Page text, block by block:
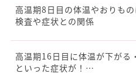
高温期8日目の体温やおりも
検査や症状との関係
高温期16日目に体温が下がる
といった症状が！…